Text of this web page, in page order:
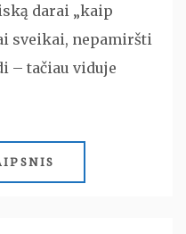
darai „kaip
sveikai, nepamiršti
– tačiau viduje